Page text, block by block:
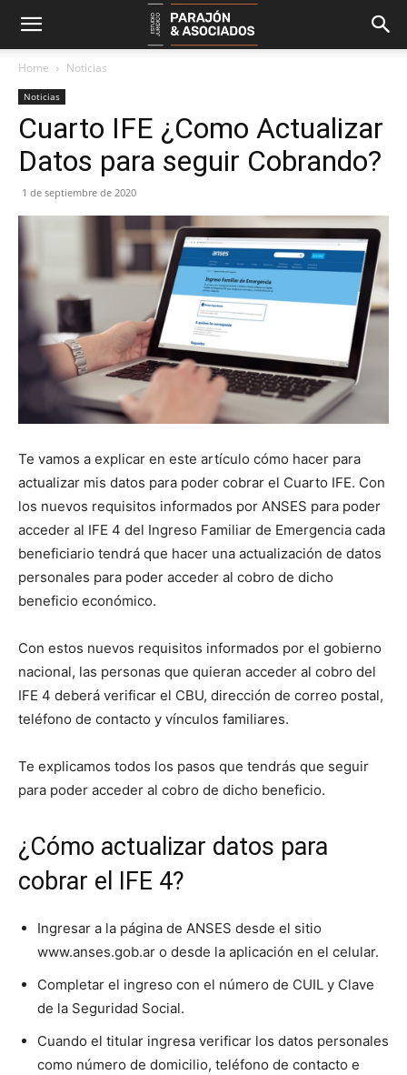
Home Noticias
Noticias
Cuarto IFE ¿Como Actualizar
Datos para seguir Cobrando?
1 de septiembre de 2020
Te vamos a explicar en este artículo cómo hacer para
actualizar mis datos para poder cobrar el Cuarto IFE. Con
los nuevos requisitos informados por ANSES para poder
acceder al IFE 4 del Ingreso Familiar de Emergencia cada
beneficiario tendrá que hacer una actualización de datos
personales para poder acceder al cobro de dicho
beneficio económico.
Con estos nuevos requisitos informados por el gobierno
nacional, las personas que quieran acceder al cobro del
IFE 4 deberá verificar el CBU, dirección de correo postal,
teléfono de contacto y vínculos familiares.
Te explicamos todos los pasos que tendrás que seguir
para poder acceder al cobro de dicho beneficio.
¿Cómo actualizar datos para
cobrar el IFE 4?
Ingresar a la página de ANSES desde el sitio
www.anses.gob.ar o desde la aplicación en el celular.
Completar el ingreso con el número de CUIL y Clave
de la Seguridad Social.
Cuando el titular ingresa verificar los datos personales
como número de domicilio, teléfono de contacto e